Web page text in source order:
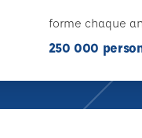
forme chaque
250 000